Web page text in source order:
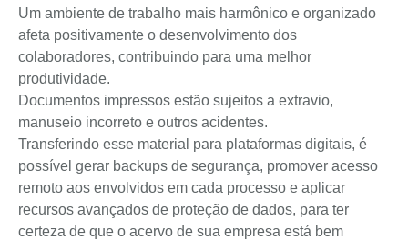
Um ambiente de trabalho mais harmônico e organizado
afeta positivamente o desenvolvimento dos
colaboradores, contribuindo para uma melhor
produtividade.
Documentos impressos estão sujeitos a extravio,
manuseio incorreto e outros acidentes.
Transferindo esse material para plataformas digitais, é
possível gerar backups de segurança, promover acesso
remoto aos envolvidos em cada processo e aplicar
recursos avançados de proteção de dados, para ter
certeza de que o acervo de sua empresa está bem